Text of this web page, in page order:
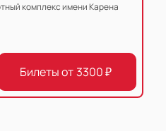
комплекс имени Карена
Билеты от 3300₽